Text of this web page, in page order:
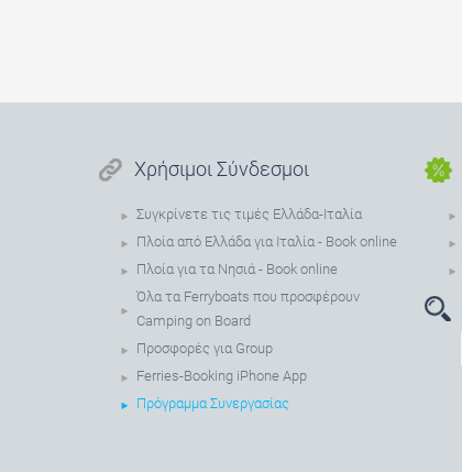
Χρήσιμοι Σύνδεσμοι
Συγκρίνετε τις τιμές Ελλάδα-Ιταλία
Πλοία από Ελλάδα για Ιταλία - Book online
Πλοία για τα Νησιά - Book online
Όλα τα Ferryboats που προσφέρουν
Camping on Board
Προσφορές για Group
Ferries-Booking iPhone App
Πρόγραμμα Συνεργασίας